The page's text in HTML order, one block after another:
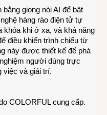
giọng nói AI để bật
hàng rào điện tử tự
khóa khi ở xa, và khả năng
điều khiển trình chiếu từ
này được thiết kế để phá
người dùng trực
việc và giải trí.
COLORFUL cung cấp.